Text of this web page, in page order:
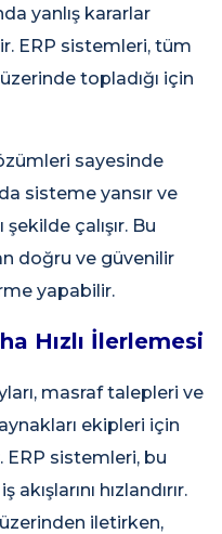
yanlış kararlar
ERP sistemleri, tüm
topladığı için
sayesinde
sisteme yansır ve
çalışır. Bu
doğru ve güvenilir
yapabilir.
Hızlı İlerlemesi
masraf talepleri ve
ekipleri için
ERP sistemleri, bu
hızlandırır.
iletirken,